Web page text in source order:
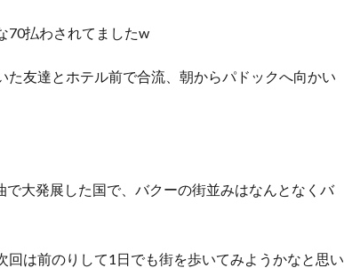
70払わされてましたw
た友達とホテル前で合流、朝からパドックへ向かい
大発展した国で、バクーの街並みはなんとなくバ
は前のりして1日でも街を歩いてみようかなと思い